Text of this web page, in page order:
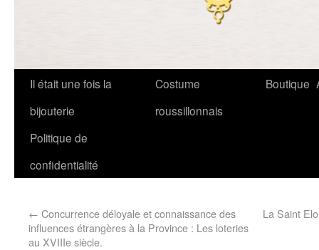
Il était une fois la
bijouterie
Costume
roussillonnais
Boutique
Politique de
confidentialité
← Concurrence déloyale et connaissance des
influences étrangères à la Province : Les loteries
au XVIIIe siècle.
La Saint